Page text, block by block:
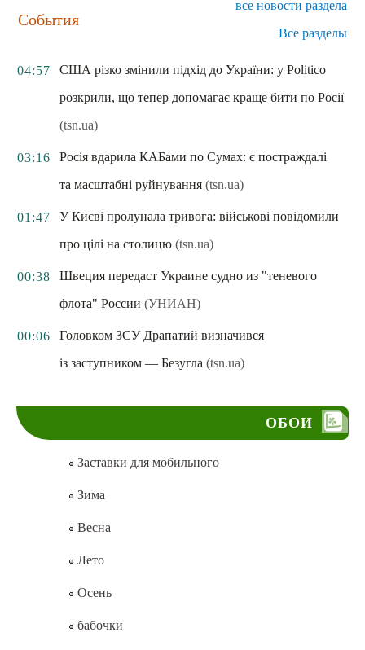
События
все новости раздела
Все разделы
04:57
США різко змінили підхід до України: у Politico
розкрили, що тепер допомагає краще бити по Росії
(tsn.ua)
03:16
Росія вдарила КАБами по Сумах: є постраждалі
та масштабні руйнування (tsn.ua)
01:47
У Києві пролунала тривога: військові повідомили
про цілі на столицю (tsn.ua)
00:38
Швеция передаст Украине судно из "теневого
флота" России (УНИАН)
00:06
Головком ЗСУ Драпатий визначився
із заступником — Безугла (tsn.ua)
ОБОИ
Заставки для мобильного
Зима
Весна
Лето
Осень
бабочки